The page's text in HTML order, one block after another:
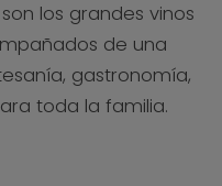
los grandes vinos
de una
gastronomía,
toda la familia.